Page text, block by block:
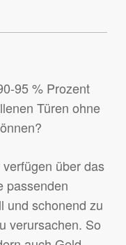
95 % Prozent
Türen ohne
über das
passenden
und schonend zu
verursachen. So